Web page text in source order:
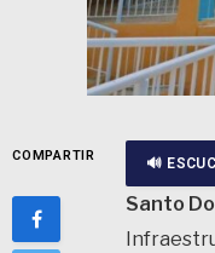
COMPARTIR 🔊
Santo